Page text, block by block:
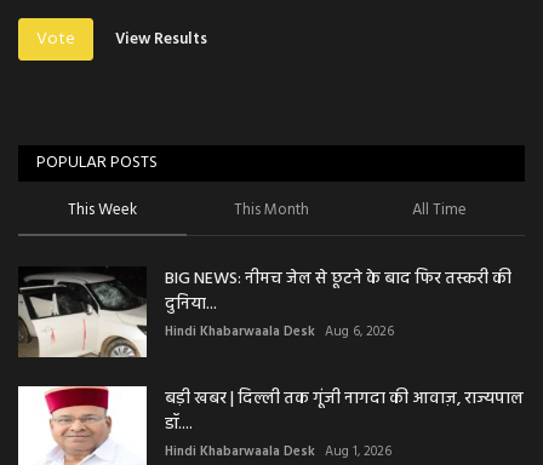
Vote View Results
POPULAR POSTS
This Week This Month All Time
BIG NEWS: नीमच जेल से छूटने के बाद फिर तस्करी की
दुनिया...
Hindi Khabarwaala Desk Aug 6, 2026
बड़ी खबर | दिल्ली तक गूंजी नागदा की आवाज़, राज्यपाल
डॉ....
Hindi Khabarwaala Desk Aug 1, 2026